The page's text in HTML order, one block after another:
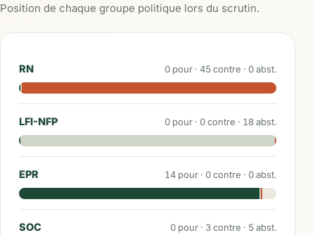
Position de chaque groupe politique lors du scrutin.
RN 0 pour · 45contre · 0abst.
LFI-NFP 0 pour · 0contre · 18abst.
EPR 14 pour · 0contre · 0abst.
SOC 0 pour · 3contre · 5abst.